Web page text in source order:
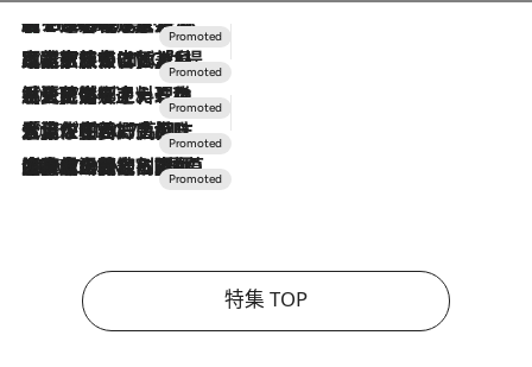
2026.8.7
【トンボの足水浴】ヒノキの香りに包まれて涼感マックス！約13℃の湧水かけ流しを避暑地「星野温泉 トンボの湯」で体験
2026.7.31
【ホテル帰省】という選択肢をOMOが提案。家族とほどよい距離を保つには「昼は実家、夜は気兼ねなくホテルで！」
2026.7.24
【夏限定ディナーコース】旬を迎える稚鮎や花ズッキーニなどをイタリア・トスカーナの郷土料理の手法で満喫！
2026.7.17
「土佐和ハーブかき氷」がOMO7高知に登場！生姜、山椒、大葉など目にも舌にも涼を呼ぶ郷土の味
2026.7.10
NEW OPEN！【界 草津】名湯の地に誕生。趣の異なる2種の温泉と上州ならではの会席・蕎麦割烹など美食を味わう究極の癒やし旅
特集 TOP